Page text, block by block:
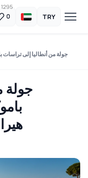
1295
0 TRY
جولة من أنطاليا إلى تراسات
جولة